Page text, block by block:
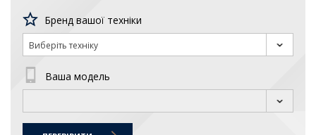
Бренд вашої техніки
Виберіть техніку
Ваша модель